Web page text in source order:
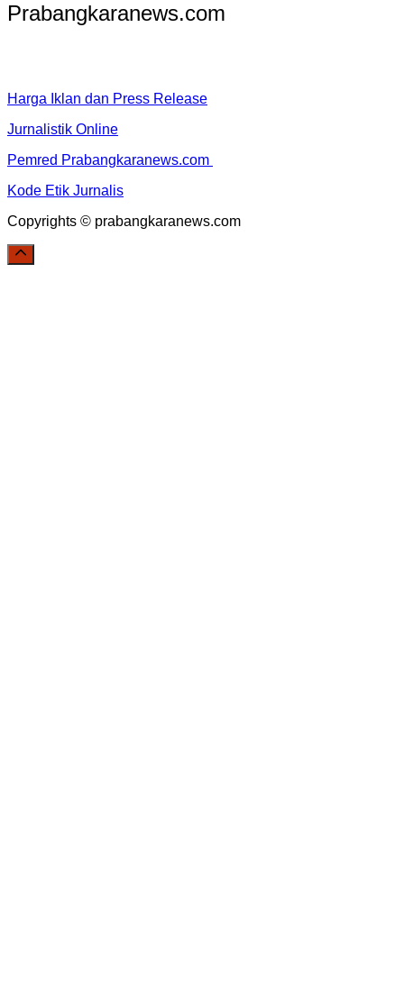
Prabangkaranews.com
Harga Iklan dan Press Release
Jurnalistik Online
Pemred Prabangkaranews.com
Kode Etik Jurnalis
Copyrights © prabangkaranews.com